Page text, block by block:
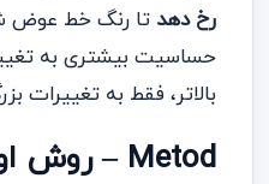
رخ دهد تا رنگ خط عوض
حساسیت بیشتری به
بالاتر، فقط به
Metod – روش اول محاسبه